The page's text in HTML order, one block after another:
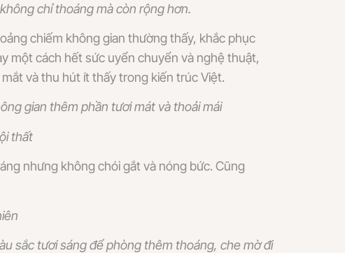
chỉ thoáng mà còn rộng hơn.
chiếm không gian thường thấy, khắc phục
một cách hết sức uyển chuyển và nghệ thuật,
và thu hút ít thấy trong kiến trúc Việt.
gian thêm phần tươi mát và thoải mái
thất
nhưng không chói gắt và nóng bức. Cũng
sắc tươi sáng để phòng thêm thoáng, che mờ đi